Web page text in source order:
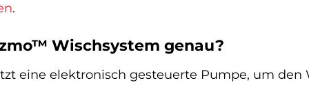
.
Wischsystem genau?
eine elektronisch gesteuerte Pumpe, um den